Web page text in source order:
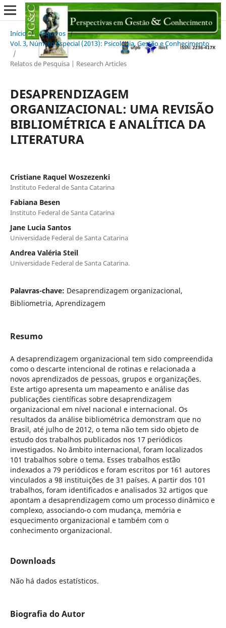
Início / Arquivos /
Vol. 3, Número Especial (2013): Psicologia, Gestão e Conhecimento
/
Relatos de Pesquisa | Research Articles
DESAPRENDIZAGEM
ORGANIZACIONAL: UMA REVISÃO
BIBLIOMÉTRICA E ANALÍTICA DA
LITERATURA
Cristiane Raquel Woszezenki
Instituto Federal de Santa Catarina
Fabiana Besen
Instituto Federal de Santa Catarina
Jane Lucia Santos
Universidade Federal de Santa Catarina
Andrea Valéria Steil
Universidade Federal de Santa Catarina.
Palavras-chave: Desaprendizagem organizacional,
Bibliometria, Aprendizagem
Resumo
A desaprendizagem organizacional tem sido compreendida
como o descarte intencional de rotinas e relacionada a
novos aprendizados de pessoas, grupos e organizações.
Este artigo apresenta um mapeamento e análise das
publicações científicas sobre desaprendizagem
organizacional em nível nacional e internacional. Os
resultados da análise bibliométrica demonstram que no
Brasil, até julho de 2012, o tema não tem sido objeto de
estudo dos trabalhos publicados nos 17 periódicos
investigados. No âmbito internacional, foram localizados
101 trabalhos sobre o tema. Esses trabalhos estão
indexados a 79 periódicos e foram escritos por 161 autores
vinculados a 98 instituições de 31 países. A partir dos 101
trabalhos, foram identificados e analisados 32 artigos que
apontam a desaprendizagem como um processo dinâmico e
complexo, associando-o com mudança, memória e
esquecimento organizacional e também com o
conhecimento organizacional.
Downloads
Não há dados estatísticos.
Biografia do Autor